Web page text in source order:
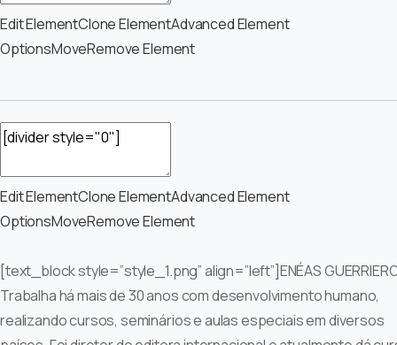
Edit ElementClone ElementAdvanced Element
OptionsMoveRemove Element
Edit ElementClone ElementAdvanced Element
OptionsMoveRemove Element
[text_block style=”style_1.png” align=”left”]ENÉAS
Trabalha há mais de 30 anos com desenvolvimento humano,
realizando cursos, seminários e aulas especiais em diversos